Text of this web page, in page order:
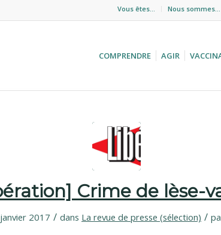
Vous êtes… Nous sommes…
COMPRENDRE AGIR
Crime de lèse-
2017 / dans La revue de presse (sélection) /